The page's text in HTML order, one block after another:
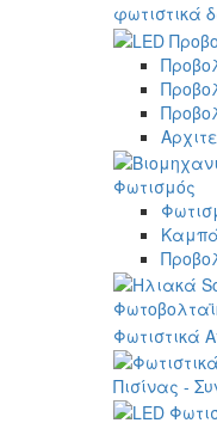
φωτιστικά
Φωτισμός
Φωτιστικά
Πισίνας -